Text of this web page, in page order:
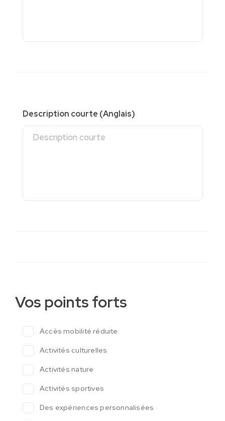
Description courte (Anglais)
Vos points forts
Accès mobilité réduite
Activités culturelles
Activités nature
Activités sportives
Des expériences personnalisées